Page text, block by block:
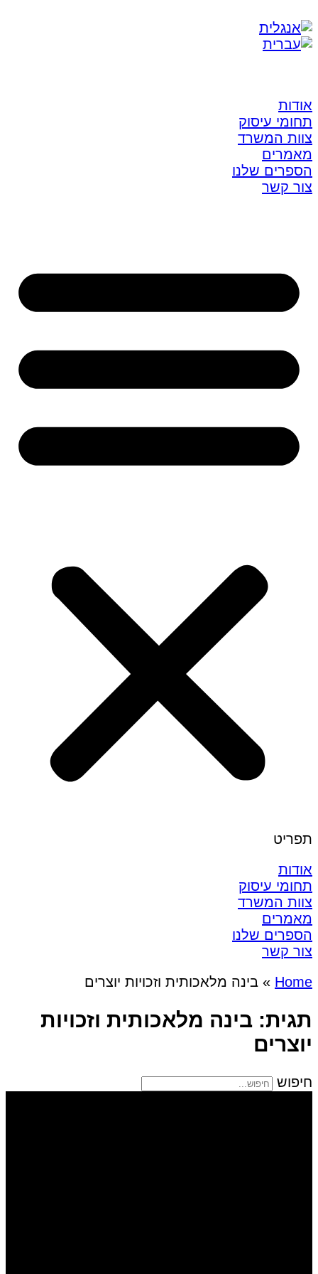
אודות
תחומי עיסוק
צוות המשרד
מאמרים
הספרים שלנו
צור קשר
תפריט
אודות
תחומי עיסוק
צוות המשרד
מאמרים
הספרים שלנו
צור קשר
Home
» בינה מלאכותית וזכויות יוצרים
תגית: בינה מלאכותית וזכויות
יוצרים
חיפוש